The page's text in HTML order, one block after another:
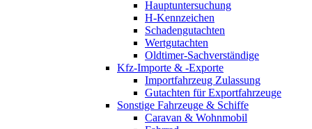
Hauptuntersuchung
H-Kennzeichen
Schadengutachten
Wertgutachten
Oldtimer-Sachverständige
Kfz-Importe & -Exporte
Importfahrzeug Zulassung
Gutachten für Exportfahrzeuge
Sonstige Fahrzeuge & Schiffe
Caravan & Wohnmobil